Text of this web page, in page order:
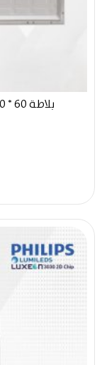
بلاطة 60 * 60 بقدرة 44 واط ضمان 3 سنين تيراست